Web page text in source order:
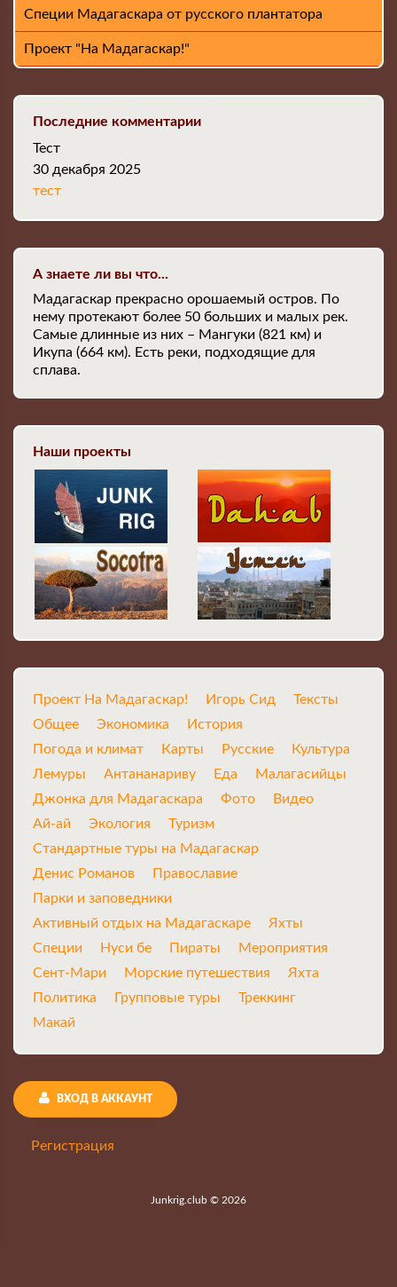
Специи Мадагаскара от русского плантатора
Проект "На Мадагаскар!"
Последние комментарии
Тест
30 декабря 2025
тест
А знаете ли вы что...
Мадагаскар прекрасно орошаемый остров. По
нему протекают более 50 больших и малых рек.
Самые длинные из них – Мангуки (821 км) и
Икупа (664 км). Есть реки, подходящие для
сплава.
Наши проекты
Проект На Мадагаскар! Игорь Сид
Тексты
Общее
Экономика
История
Погода и климат
Карты Русские
Культура
Лемуры
Антананариву Еда
Малагасийцы
Джонка для Мадагаскара
Фото
Видео
Ай-ай
Экология
Туризм
Стандартные туры на Мадагаскар
Денис Романов
Православие
Парки и заповедники
Активный отдых на Мадагаскаре
Яхты
Специи
Нуси бе Пираты
Мероприятия
Сент-Мари
Морские путешествия
Яхта
Политика
Групповые туры
Треккинг
Макай
ВХОД В АККАУНТ
Регистрация
Junkrig.club © 2026